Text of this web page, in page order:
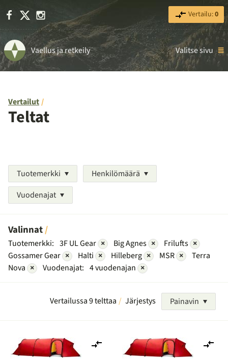
Facebook Instagram Vertailu:0
Vaellus ja retkeily Valitse sivu
Vertailut
Teltat
Tuotemerkki
Henkilömäärä
Vuodenajat
Valinnat
Tuotemerkki: 3F UL Gear × Big Agnes × Frilufts ×
Gossamer Gear × Halti × Hilleberg × MSR ×
Terra
Nova × Vuodenajat: 4 vuodenajan ×
Vertailussa 9 telttaa Järjestys Painavin
vertailuun